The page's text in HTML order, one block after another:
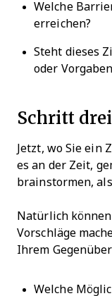
Welche
erreichen?
Steht dieses
oder
Schritt
Jetzt, wo Sie ein
es an der Zeit,
brainstormen,
Natürlich
Vorschläge
Ihrem
Welche